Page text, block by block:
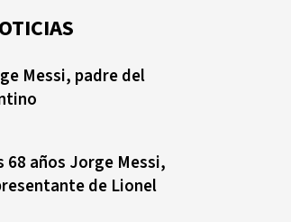
Messi, padre del
68 años Jorge Messi,
de Lionel